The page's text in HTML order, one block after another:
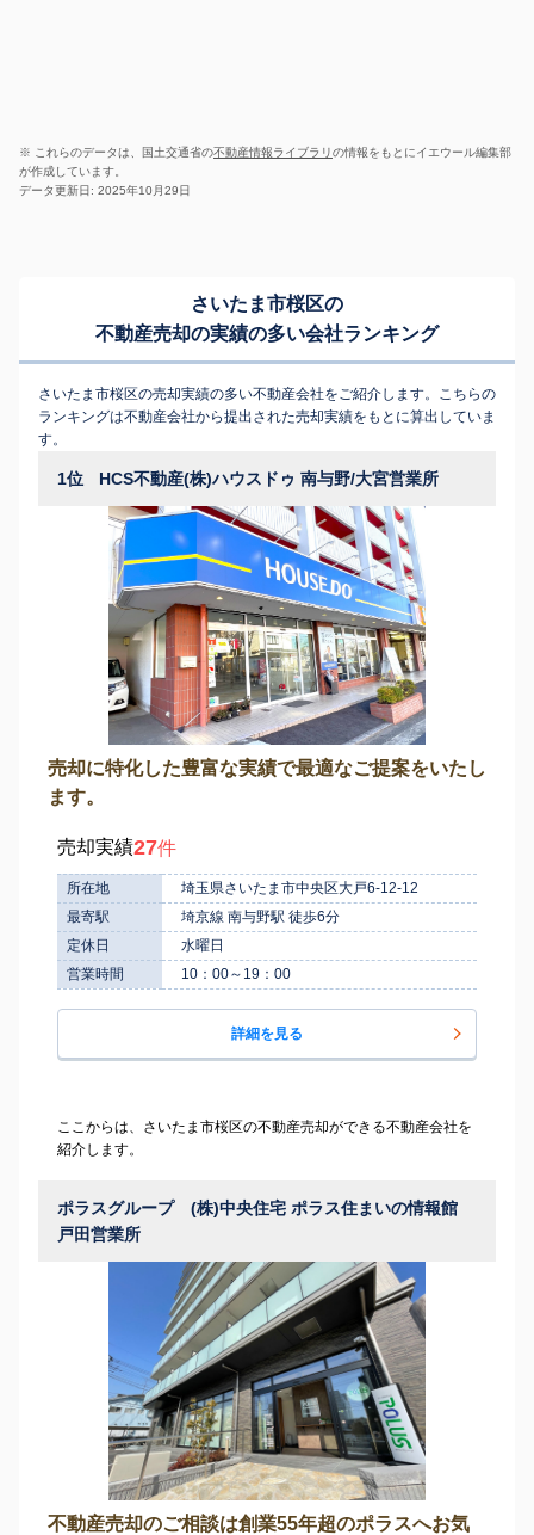
※ これらのデータは、国土交通省の不動産情報ライブラリの情報をもとにイエウール編集部
が作成しています。
データ更新日: 2025年10月29日
さいたま市桜区の
不動産売却の実績の多い会社ランキング
さいたま市桜区の売却実績の多い不動産会社をご紹介します。こちらの
ランキングは不動産会社から提出された売却実績をもとに算出していま
す。
1位 HCS不動産(株)ハウスドゥ 南与野/大宮営業所
売却に特化した豊富な実績で最適なご提案をいたし
ます。
売却実績27件
所在地
埼玉県さいたま市中央区大戸6-12-12
最寄駅
埼京線 南与野駅 徒歩6分
定休日
水曜日
営業時間
10：00～19：00
詳細を見る
ここからは、さいたま市桜区の不動産売却ができる不動産会社を
紹介します。
ポラスグループ (株)中央住宅 ポラス住まいの情報館
戸田営業所
不動産売却のご相談は創業55年超のポラスへお気